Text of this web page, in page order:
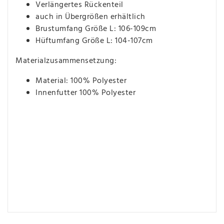
Verlängertes Rückenteil
auch in Übergrößen erhältlich
Brustumfang Größe L: 106-109cm
Hüftumfang Größe L: 104-107cm
Materialzusammensetzung:
Material: 100% Polyester
Innenfutter 100% Polyester